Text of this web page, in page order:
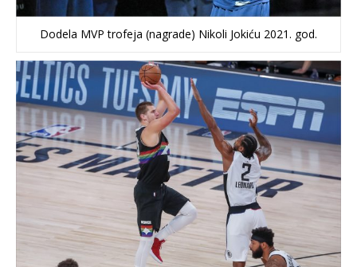
Dodela MVP trofeja (nagrade) Nikoli Jokiću 2021. god.